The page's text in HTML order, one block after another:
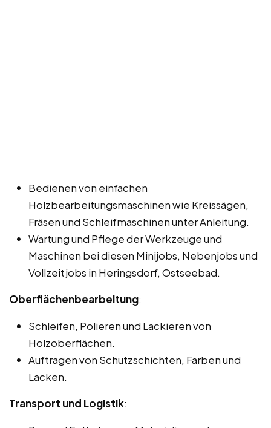
Bedienen von einfachen
Holzbearbeitungsmaschinen wie Kreissägen,
Fräsen und Schleifmaschinen unter Anleitung.
Wartung und Pflege der Werkzeuge und
Maschinen bei diesen Minijobs, Nebenjobs und
Vollzeitjobs in Heringsdorf, Ostseebad.
Oberflächenbearbeitung:
Schleifen, Polieren und Lackieren von
Holzoberflächen.
Auftragen von Schutzschichten, Farben und
Lacken.
Transport und Logistik: